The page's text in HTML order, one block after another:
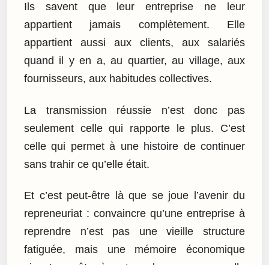
Ils savent que leur entreprise ne leur
appartient jamais complètement. Elle
appartient aussi aux clients, aux salariés
quand il y en a, au quartier, au village, aux
fournisseurs, aux habitudes collectives.
La transmission réussie n’est donc pas
seulement celle qui rapporte le plus. C’est
celle qui permet à une histoire de continuer
sans trahir ce qu’elle était.
Et c’est peut-être là que se joue l’avenir du
repreneuriat : convaincre qu’une entreprise à
reprendre n’est pas une vieille structure
fatiguée, mais une mémoire économique